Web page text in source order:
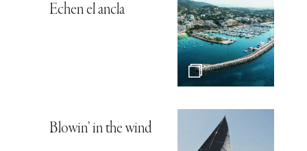
Echen el ancla
Blowin’ in the wind